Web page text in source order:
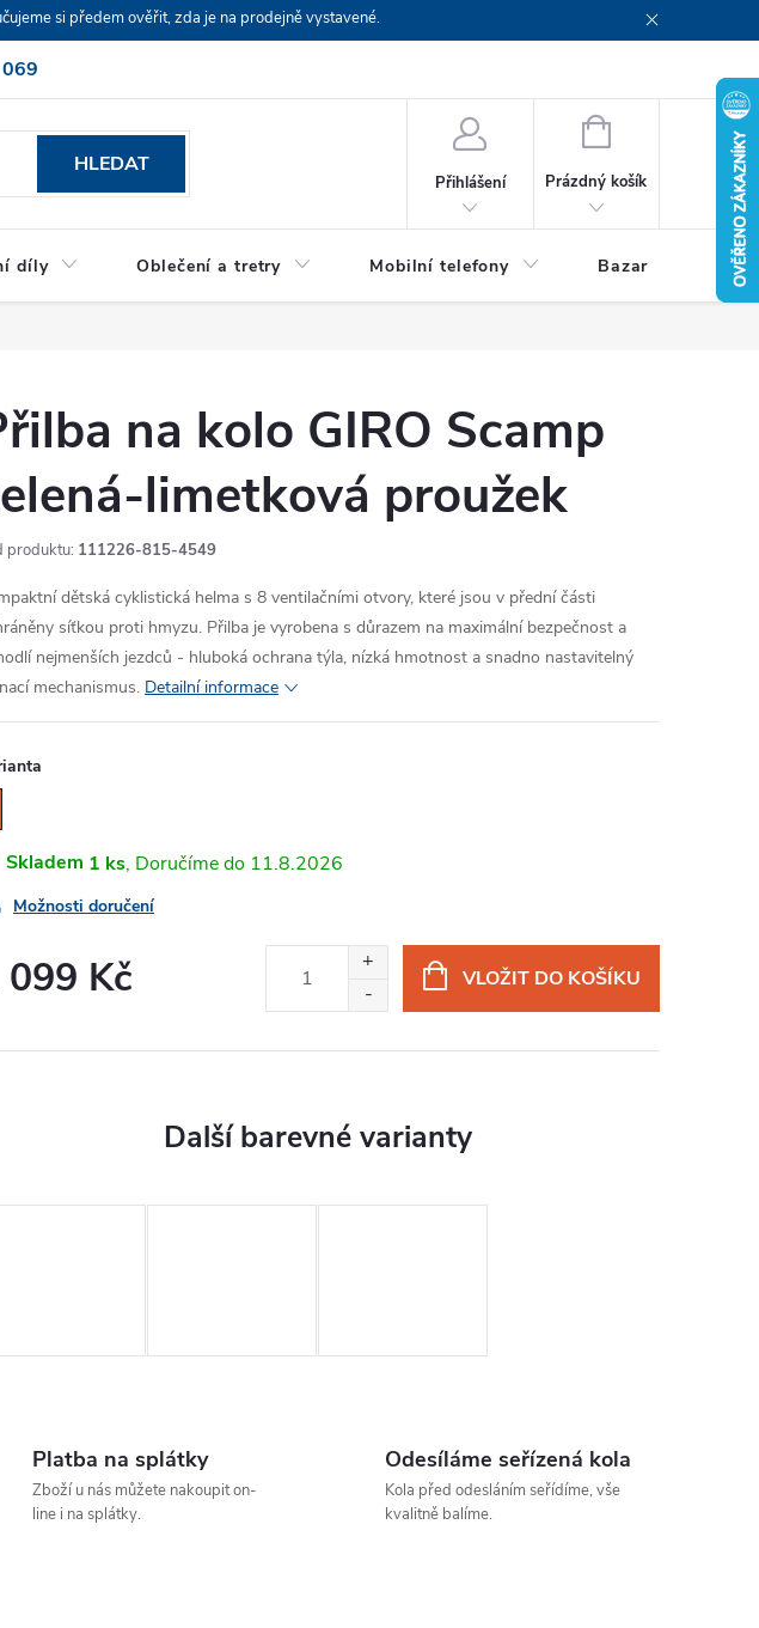
si předem ověřit, zda je na prodejně vystavené.
HLEDAT
Přihlášení
NÁKUPNÍ
Prázdný košík
díly Oblečení a tretry Mobilní telefony Bazar Servis
na kolo GIRO Scamp
limetková proužek
produktu: 111226-815-4549
dětská cyklistická helma s 8 ventilačními otvory, které jsou v přední části
síťkou proti hmyzu. Přilba je vyrobena s důrazem na maximální bezpečnost a
nejmenších jezdců - hluboká ochrana týla, nízká hmotnost a snadno nastavitelný
mechanismus. Detailní informace
Skladem 1 ks 11.8.2026
Možnosti doručení
099 Kč VLOŽIT DO KOŠÍKU
Platba na splátky
Zboží u nás můžete nakoupit on-
line i na splátky.
Odesíláme seřízená kola
Kola před odesláním seřídíme, vše
kvalitně balíme.